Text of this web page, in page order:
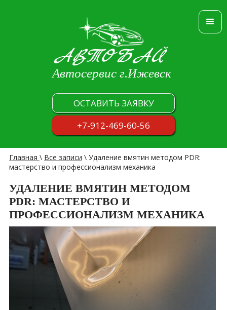
АВТОБАЙ
Автосервис г.Ижевск
ОСТАВИТЬ ЗАЯВКУ
+7-912-469-60-56
Главная \ Все записи \ Удаление вмятин методом PDR:
мастерство и профессионализм механика
УДАЛЕНИЕ ВМЯТИН МЕТОДОМ
PDR: МАСТЕРСТВО И
ПРОФЕССИОНАЛИЗМ МЕХАНИКА